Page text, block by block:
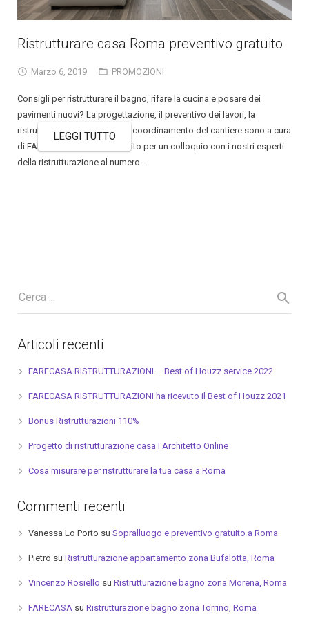
Ristrutturare casa Roma preventivo gratuito
Marzo 6, 2019 PROMOZIONI
Consigli per ristrutturare il bagno, rifare la cucina e posare dei
pavimenti nuovi? La progettazione, il preventivo dei lavori, la
ristrutturazione completa e il coordinamento del cantiere sono a cura
di FARECASA Contattaci subito per un colloquio con i nostri esperti
della ristrutturazione al numero…
LEGGI TUTTO
Articoli recenti
FARECASA RISTRUTTURAZIONI – Best of Houzz service 2022
FARECASA RISTRUTTURAZIONI ha ricevuto il Best of Houzz 2021
Bonus Ristrutturazioni 110%
Progetto di ristrutturazione casa I Architetto Online
Cosa misurare per ristrutturare la tua casa a Roma
Commenti recenti
Vanessa Lo Porto su Sopralluogo e preventivo gratuito a Roma
Pietro su Ristrutturazione appartamento zona Bufalotta, Roma
Vincenzo Rosiello su Ristrutturazione bagno zona Morena, Roma
FARECASA su Ristrutturazione bagno zona Torrino, Roma